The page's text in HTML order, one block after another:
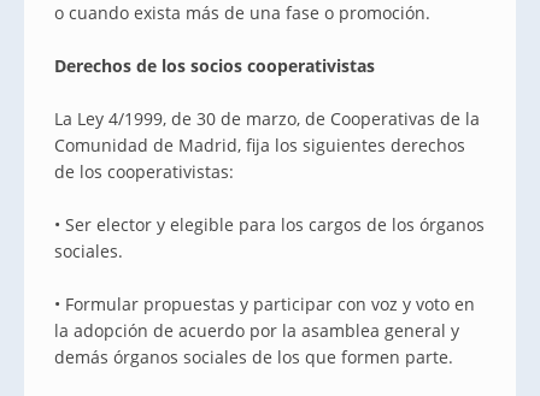
o cuando exista más de una fase o promoción.
Derechos de los socios cooperativistas
La Ley 4/1999, de 30 de marzo, de Cooperativas de la
Comunidad de Madrid, fija los siguientes derechos
de los cooperativistas:
• Ser elector y elegible para los cargos de los órganos
sociales.
• Formular propuestas y participar con voz y voto en
la adopción de acuerdo por la asamblea general y
demás órganos sociales de los que formen parte.